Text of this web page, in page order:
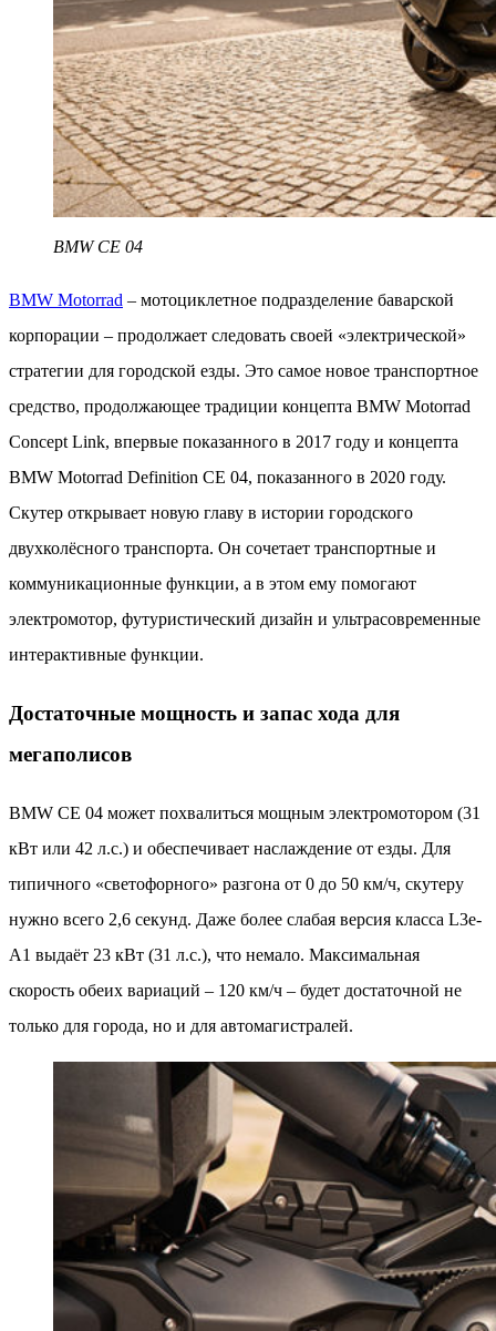
BMW CE 04
BMW Motorrad – мотоциклетное подразделение баварской
корпорации – продолжает следовать своей «электрической»
стратегии для городской езды. Это самое новое транспортное
средство, продолжающее традиции концепта BMW Motorrad
Concept Link, впервые показанного в 2017 году и концепта
BMW Motorrad Definition CE 04, показанного в 2020 году.
Скутер открывает новую главу в истории городского
двухколёсного транспорта. Он сочетает транспортные и
коммуникационные функции, а в этом ему помогают
электромотор, футуристический дизайн и ультрасовременные
интерактивные функции.
Достаточные мощность и запас хода для
мегаполисов
BMW CE 04 может похвалиться мощным электромотором (31
кВт или 42 л.с.) и обеспечивает наслаждение от езды. Для
типичного «светофорного» разгона от 0 до 50 км/ч, скутеру
нужно всего 2,6 секунд. Даже более слабая версия класса L3e-
A1 выдаёт 23 кВт (31 л.с.), что немало. Максимальная
скорость обеих вариаций – 120 км/ч – будет достаточной не
только для города, но и для автомагистралей.